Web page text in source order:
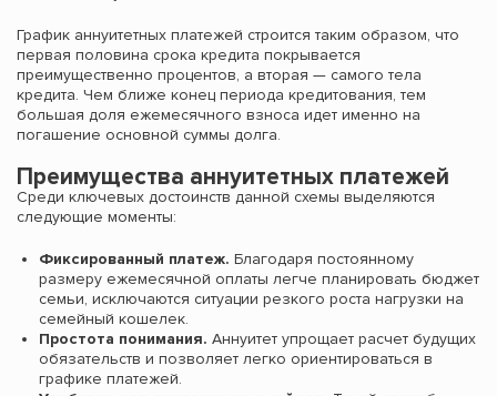
График аннуитетных платежей строится таким образом, что
первая половина срока кредита покрывается
преимущественно процентов, а вторая — самого тела
кредита. Чем ближе конец периода кредитования, тем
большая доля ежемесячного взноса идет именно на
погашение основной суммы долга.
Преимущества аннуитетных платежей
Среди ключевых достоинств данной схемы выделяются
следующие моменты:
Фиксированный платеж. Благодаря постоянному
размеру ежемесячной оплаты легче планировать бюджет
семьи, исключаются ситуации резкого роста нагрузки на
семейный кошелек.
Простота понимания. Аннуитет упрощает расчет будущих
обязательств и позволяет легко ориентироваться в
графике платежей.